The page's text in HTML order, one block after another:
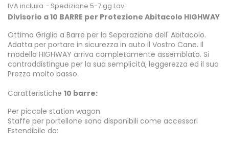
IVA inclusa Spedizione 5-7 gg Lav.
Divisorio a 10 BARRE per Protezione Abitacolo HIGHWAY
Ottima Griglia a Barre per la Separazione dell' Abitacolo.
Adatta per portare in sicurezza in auto il Vostro Cane. Il
modello HIGHWAY arriva completamente assemblato. Si
contraddistingue per la sua semplicità, leggerezza ed il suo
Prezzo molto basso.
Caratteristiche 10 barre:
Per piccole station wagon
Staffe per portellone sono disponibili come accessori
Estendibile da: